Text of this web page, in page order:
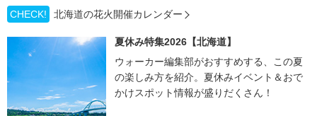
CHECK!
北海道の花火開催カレンダー
夏休み特集2026【北海道】
ウォーカー編集部がおすすめする、この夏
の楽しみ方を紹介。夏休みイベント＆おで
かけスポット情報が盛りだくさん！